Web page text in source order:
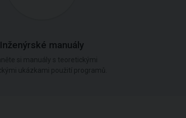
Inženýrské manuály